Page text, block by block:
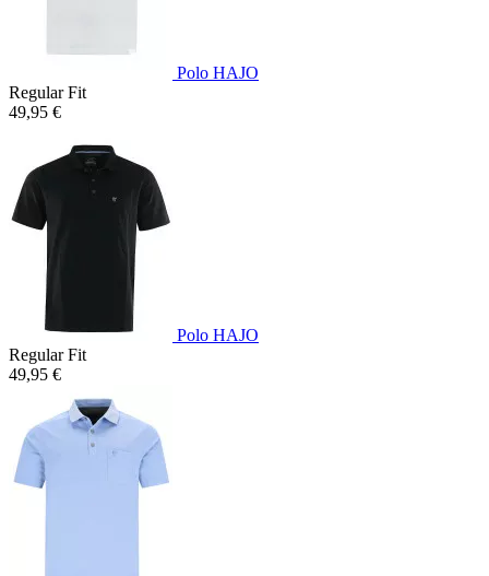
Polo HAJO
Regular Fit
49,95 €
Polo HAJO
Regular Fit
49,95 €